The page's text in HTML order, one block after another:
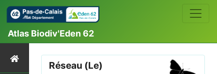
Atlas Biodiv'Eden 62
Réseau (Le)